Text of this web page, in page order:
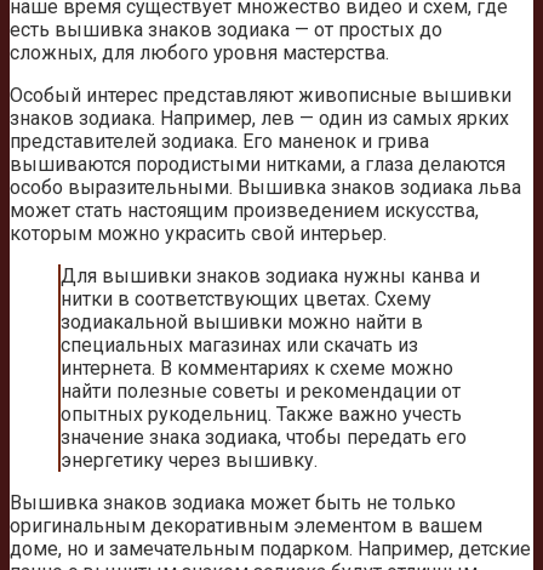
наше время существует множество видео и схем, где
есть вышивка знаков зодиака — от простых до
сложных, для любого уровня мастерства.
Особый интерес представляют живописные вышивки
знаков зодиака. Например, лев — один из самых ярких
представителей зодиака. Его маненок и грива
вышиваются породистыми нитками, а глаза делаются
особо выразительными. Вышивка знаков зодиака льва
может стать настоящим произведением искусства,
которым можно украсить свой интерьер.
Для вышивки знаков зодиака нужны канва и
нитки в соответствующих цветах. Схему
зодиакальной вышивки можно найти в
специальных магазинах или скачать из
интернета. В комментариях к схеме можно
найти полезные советы и рекомендации от
опытных рукодельниц. Также важно учесть
значение знака зодиака, чтобы передать его
энергетику через вышивку.
Вышивка знаков зодиака может быть не только
оригинальным декоративным элементом в вашем
доме, но и замечательным подарком. Например, детские